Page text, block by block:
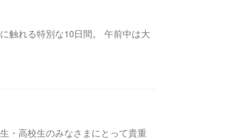
触れる特別な10日間。 午前中は大
・高校生のみなさまにとって貴重